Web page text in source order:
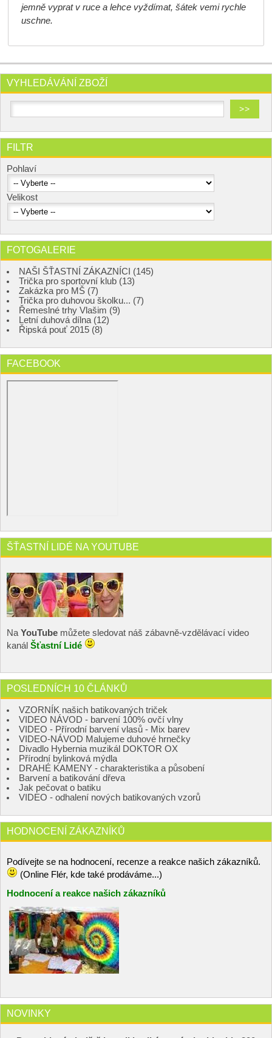
jemně vyprat v ruce a lehce vyždímat, šátek vemi rychle
uschne.
VYHLEDÁVÁNÍ ZBOŽÍ
FILTR
Pohlaví
Velikost
FOTOGALERIE
NAŠI ŠŤASTNÍ ZÁKAZNÍCI (145)
Trička pro sportovní klub (13)
Zakázka pro MŠ (7)
Trička pro duhovou školku... (7)
Řemeslné trhy Vlašim (9)
Letní duhová dílna (12)
Řipská pouť 2015 (8)
FACEBOOK
ŠŤASTNÍ LIDÉ NA YOUTUBE
Na YouTube můžete sledovat náš zábavně-vzdělávací video
kanál Šťastní Lidé
POSLEDNÍCH 10 ČLÁNKŮ
VZORNÍK našich batikovaných triček
VIDEO NÁVOD - barvení 100% ovčí vlny
VIDEO - Přírodní barvení vlasů - Mix barev
VIDEO-NÁVOD Malujeme duhové hrnečky
Divadlo Hybernia muzikál DOKTOR OX
Přírodní bylinková mýdla
DRAHÉ KAMENY - charakteristika a působení
Barvení a batikování dřeva
Jak pečovat o batiku
VIDEO - odhalení nových batikovaných vzorů
HODNOCENÍ ZÁKAZNÍKŮ
Podívejte se na hodnocení, recenze a reakce našich zákazníků.
(Online Flér, kde také prodáváme...)
Hodnocení a reakce našich zákazníků
NOVINKY